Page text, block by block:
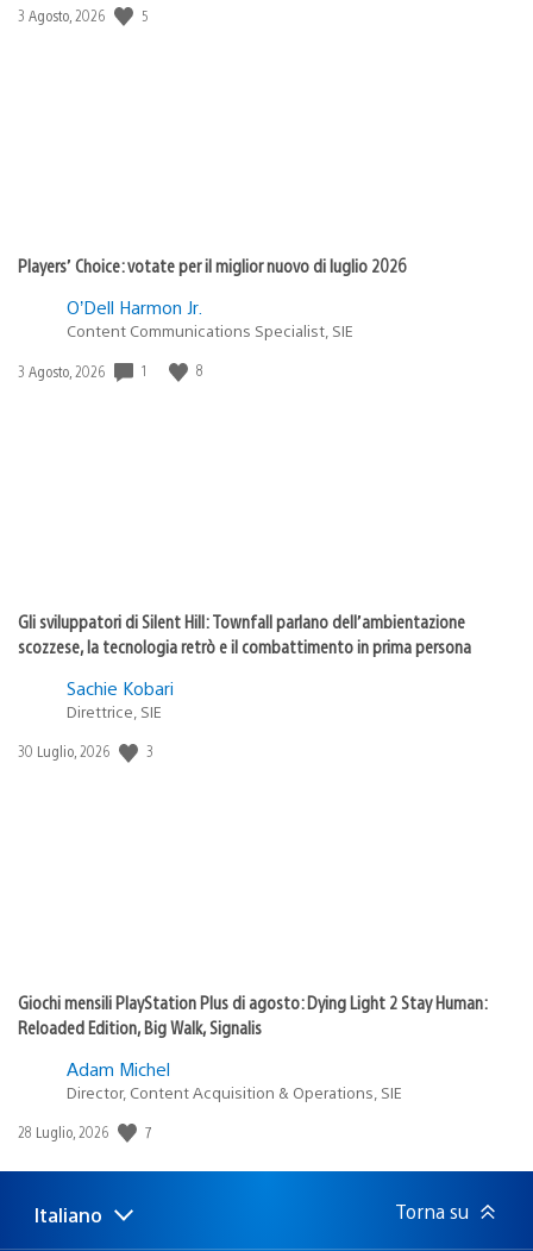
Data
3 Agosto, 2026 5
Players’ Choice: votate per il miglior nuovo di luglio 2026
O’Dell Harmon Jr.
Content Communications Specialist, SIE
Data
3 Agosto, 2026 1 8
Gli sviluppatori di Silent Hill: Townfall parlano dell’ambientazione
scozzese, la tecnologia retrò e il combattimento in prima persona
Sachie Kobari
Direttrice, SIE
Data
30 Luglio, 2026 3
Giochi mensili PlayStation Plus di agosto: Dying Light 2 Stay Human:
Reloaded Edition, Big Walk, Signalis
Adam Michel
Director, Content Acquisition & Operations, SIE
Data
pubblicazione:
28 Luglio, 2026 7
Seleziona
una
Regione
attuale:
Italiano Torna su